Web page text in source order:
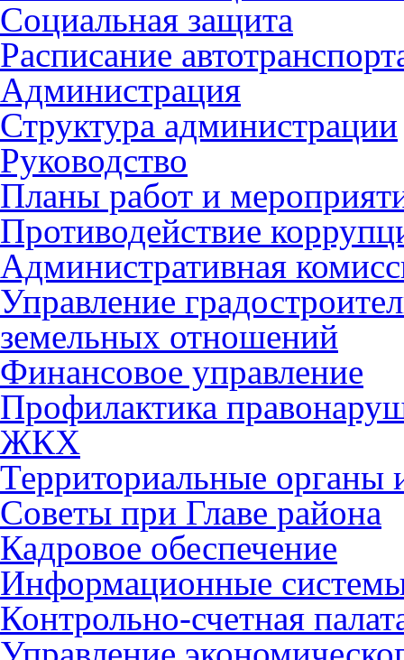
Социальная защита
Расписание
Администрация
Структура администрации
Руководство
Планы работ и
Противодействие
Административная
Управление
земельных отношений
Финансовое управление
Профилактика
ЖКХ
Территориальные органы
Советы при Главе района
Кадровое обеспечение
Информационные
Контрольно-счетная